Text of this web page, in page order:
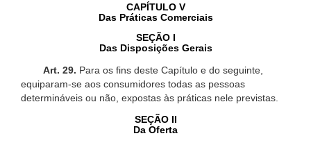
CAPÍTULO V
Das Práticas Comerciais
SEÇÃO I
Das Disposições Gerais
Art. 29. Para os fins deste Capítulo e do seguinte,
equiparam-se aos consumidores todas as pessoas
determináveis ou não, expostas às práticas nele previstas.
SEÇÃO II
Da Oferta